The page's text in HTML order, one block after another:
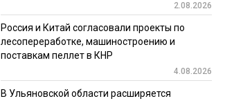
2.08.2026
Россия и Китай согласовали проекты по
лесопереработке, машиностроению и
поставкам пеллет в КНР
4.08.2026
В Ульяновской области расширяется